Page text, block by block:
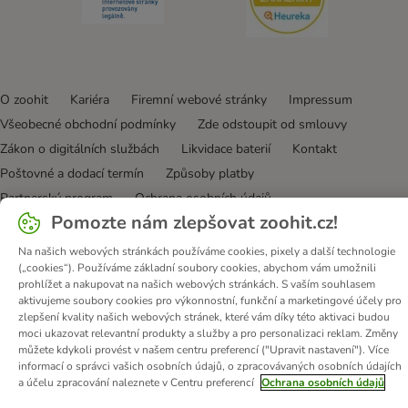
O zoohit Kariéra Firemní webové stránky
Impressum
Všeobecné obchodní podmínky
Zde odstoupit od smlouvy
Zákon o digitálních službách
Likvidace baterií
Kontakt
Poštovné a dodací termín
Způsoby platby
Partnerský program
Ochrana osobních údajů
Ochrana osobních údajů
Prohlášení o přístupnosti
© zooplus SE 2026
Pomozte nám zlepšovat zoohit.cz!
Na našich webových stránkách používáme cookies, pixely a další technologie
(„cookies“). Používáme základní soubory cookies, abychom vám umožnili
prohlížet a nakupovat na našich webových stránkách. S vaším souhlasem
aktivujeme soubory cookies pro výkonnostní, funkční a marketingové účely pro
zlepšení kvality našich webových stránek, které vám díky této aktivaci budou
moci ukazovat relevantní produkty a služby a pro personalizaci reklam. Změny
můžete kdykoli provést v našem centru preferencí ("Upravit nastavení"). Více
informací o správci vašich osobních údajů, o zpracovávaných osobních údajích
a účelu zpracování naleznete v Centru preferencí Ochrana osobních údajů